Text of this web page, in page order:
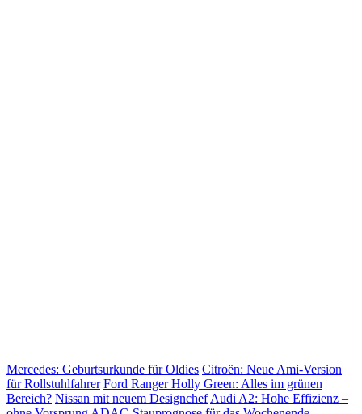
Mercedes: Geburtsurkunde für Oldies Citroën: Neue Ami-Version
für Rollstuhlfahrer Ford Ranger Holly Green: Alles im grünen
Bereich? Nissan mit neuem Designchef Audi A2: Hohe Effizienz –